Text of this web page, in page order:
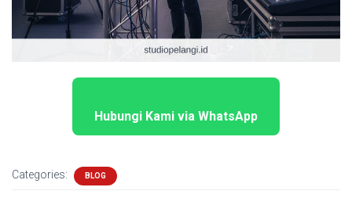
Hubungi Kami via WhatsApp
Categories: BLOG